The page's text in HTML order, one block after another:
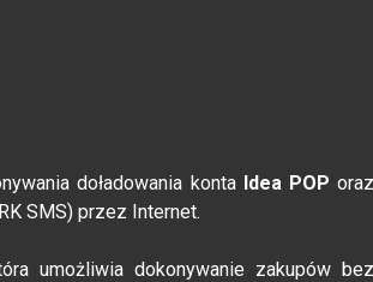
doładowania konta Idea POP
SMS) przez Internet.
umożliwia dokonywanie zakupów bez